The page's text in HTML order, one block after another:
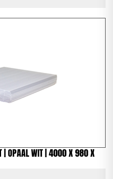
| OPAAL WIT | 4000 X 980 X